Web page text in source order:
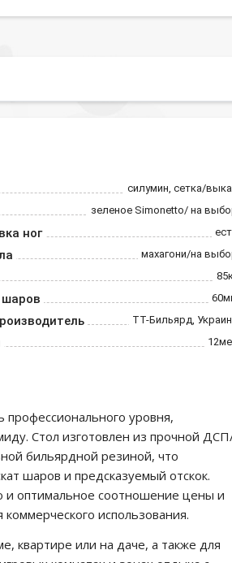
силумин, сетка/
зеленое Simonetto/ на
ног
махагони/на
ТТ-Бильярд,
уровня,
Стол изготовлен из прочной
бильярдной резиной, что
шаров и предсказуемый отскок.
и оптимальное соотношение цены и
использования.
квартире или на даче, а также для